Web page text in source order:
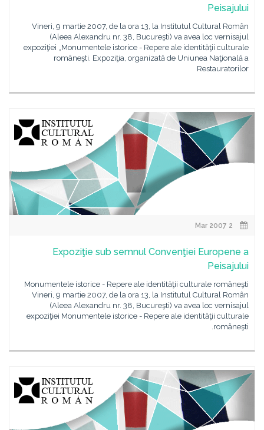
Peisajului
Vineri, 9 martie 2007, de la ora 13, la Institutul Cultural Român
(Aleea Alexandru nr. 38, Bucureşti) va avea loc vernisajul
expoziţiei „Monumentele istorice - Repere ale identităţii culturale
româneşti. Expoziţia, organizată de Uniunea Naţională a
Restauratorilor
Expoziţie sub semnul Convenţiei Europene a
Peisajului
Monumentele istorice - Repere ale identităţii culturale româneşti
Vineri, 9 martie 2007, de la ora 13, la Institutul Cultural Român
(Aleea Alexandru nr. 38, Bucureşti) va avea loc vernisajul
expoziţiei Monumentele istorice - Repere ale identităţii culturale
româneşti.